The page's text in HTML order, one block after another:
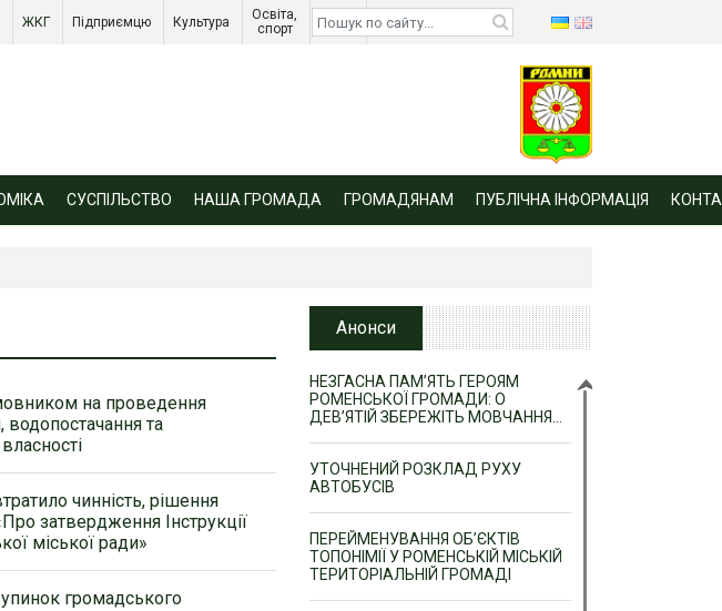
ЖКГ Підприємцю Культура
Освіта,
спорт
Діти
війни
СУСПІЛЬСТВО НАША ГРОМАДА ГРОМАДЯНАМ ПУБЛІЧНА ІНФОРМАЦІЯ
на проведення
водопостачання та
чинність, рішення
затвердження Інструкції
міської ради»
громадського
Анонси
НЕЗГАСНА ПАМ’ЯТЬ ГЕРОЯМ
РОМЕНСЬКОЇ ГРОМАДИ: О
ДЕВ’ЯТІЙ ЗБЕРЕЖІТЬ МОВЧАННЯ…
УТОЧНЕНИЙ РОЗКЛАД РУХУ
АВТОБУСІВ
ПЕРЕЙМЕНУВАННЯ ОБ’ЄКТІВ
ТОПОНІМІЇ У РОМЕНСЬКІЙ МІСЬКІЙ
ТЕРИТОРІАЛЬНІЙ ГРОМАДІ